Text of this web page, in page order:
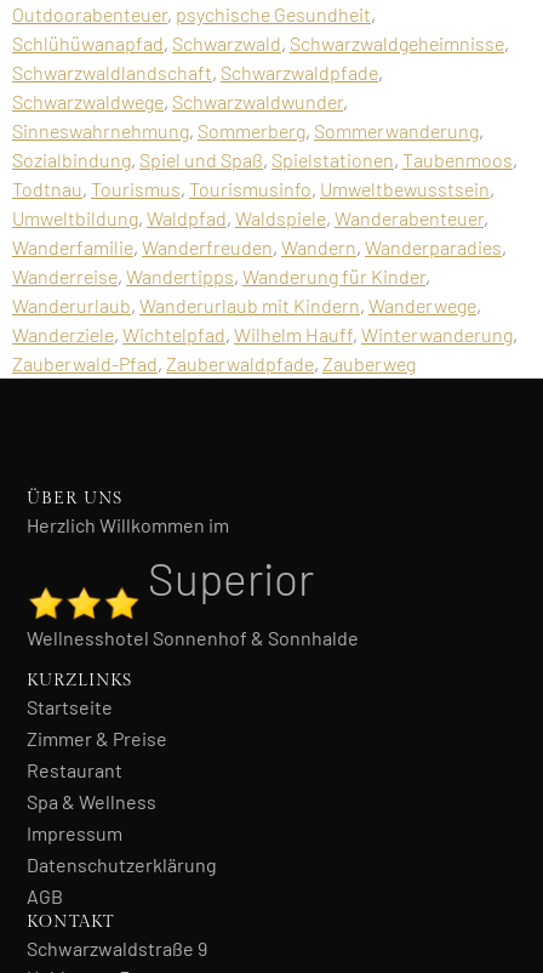
Outdoorabenteuer, psychische Gesundheit,
Schlühüwanapfad, Schwarzwald, Schwarzwaldgeheimnisse,
Schwarzwaldlandschaft, Schwarzwaldpfade,
Schwarzwaldwege, Schwarzwaldwunder,
Sinneswahrnehmung, Sommerberg, Sommerwanderung,
Sozialbindung, Spiel und Spaß, Spielstationen, Taubenmoos,
Todtnau, Tourismus, Tourismusinfo, Umweltbewusstsein,
Umweltbildung, Waldpfad, Waldspiele, Wanderabenteuer,
Wanderfamilie, Wanderfreuden, Wandern, Wanderparadies,
Wanderreise, Wandertipps, Wanderung für Kinder,
Wanderurlaub, Wanderurlaub mit Kindern, Wanderwege,
Wanderziele, Wichtelpfad, Wilhelm Hauff, Winterwanderung,
Zauberwald-Pfad, Zauberwaldpfade, Zauberweg
ÜBER UNS
Herzlich Willkommen im
Superior
Wellnesshotel Sonnenhof & Sonnhalde
KURZLINKS
Startseite
Zimmer & Preise
Restaurant
Spa & Wellness
Impressum
Datenschutzerklärung
AGB
KONTAKT
Schwarzwaldstraße 9